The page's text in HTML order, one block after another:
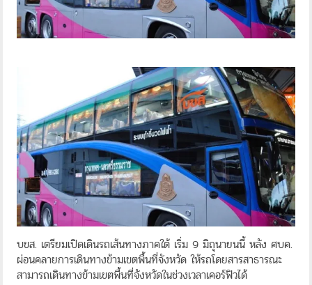
บขส. เตรียมเปิดเดินรถเส้นทางภาคใต้ เริ่ม 9 มิถุนายนนี้ หลัง ศบค.
ผ่อนคลายการเดินทางข้ามเขตพื้นที่จังหวัด ให้รถโดยสารสาธารณะ
สามารถเดินทางข้ามเขตพื้นที่จังหวัดในช่วงเวลาเคอร์ฟิวได้